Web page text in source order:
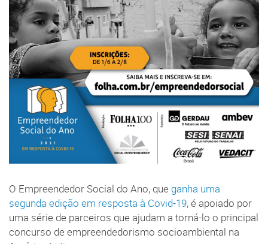
O Empreendedor Social do Ano, que ganha uma
segunda edição em resposta à Covid-19, é apoiado por
uma série de parceiros que ajudam a torná-lo o principal
concurso de empreendedorismo socioambiental na